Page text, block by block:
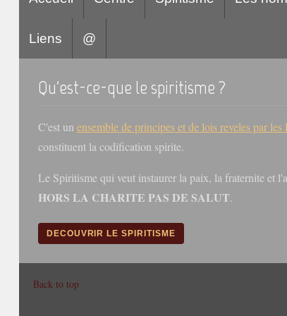
Liens @
Qu'est-ce-que le spiritisme ?
C'est un ensemble de principes et de lois reveles par les
constituent la codification spirite.
Le Spiritisme qui veut instaurer la paix, la fraternite et
HORS LA CHARITE PAS DE SALUT.
DECOUVRIR LE SPIRITISME
Back to top